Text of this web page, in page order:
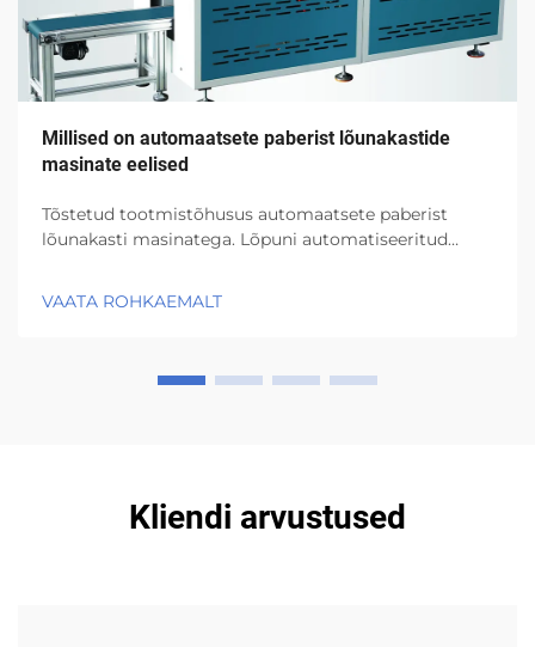
Millised on automaatsete paberist lõunakastide
masinate eelised
Tõstetud tootmistõhusus automaatsete paberist
lõunakasti masinatega. Lõpuni automatiseeritud
lõunakasti masinad eemaldavad kõik need tüüsed
VAATA ROHKAEMALT
Kliendi arvustused